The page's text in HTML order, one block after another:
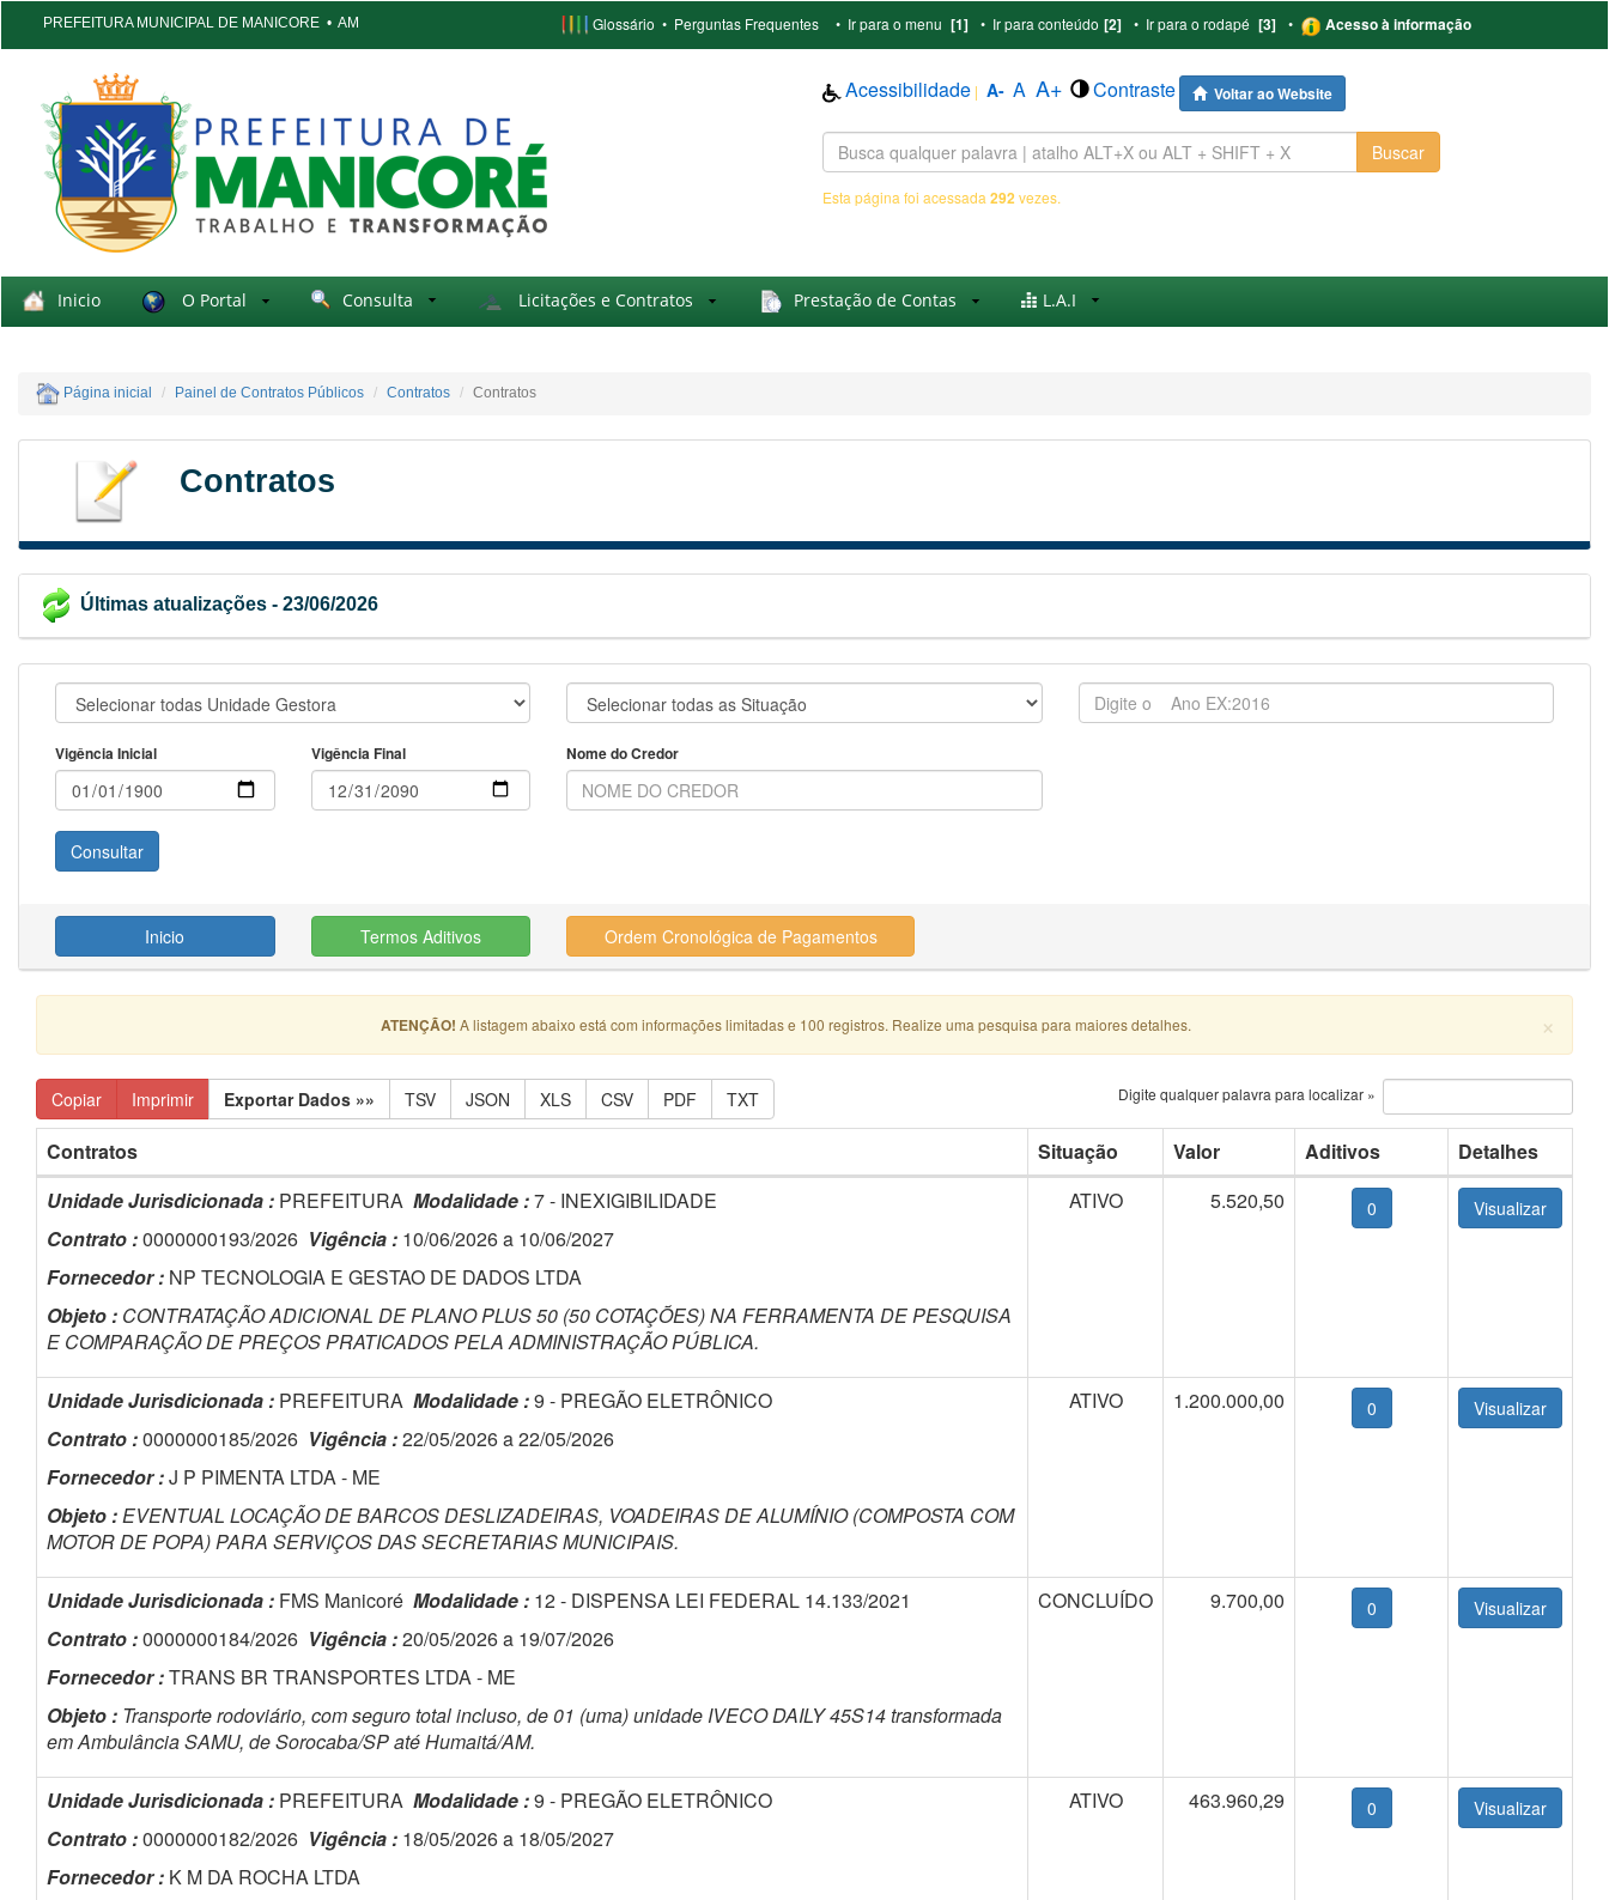
PREFEITURA MUNICIPAL DE MANICORE • AM Glossário • Perguntas Frequentes • Ir para o menu [1] • Ir para conteúdo [2] • Ir para o rodapé [3] • Acesso à informação
Acessibilidade | A- A A+ Contraste Voltar ao Website
Buscar
Esta página foi acessada 292vezes.
Inicio O Portal Consulta Licitações e Contratos Prestação de Contas L.A.I
Página inicial Painel de Contratos Públicos Contratos Contratos
Contratos
Últimas atualizações - 23/06/2026
Vigência Inicial Vigência Final Nome do Credor
Inicio Termos Aditivos Ordem Cronológica de Pagamentos
×
ATENÇÃO! A listagem abaixo está com informações limitadas e 100 registros. Realize uma pesquisa para maiores detalhes.
Copiar Imprimir Exportar Dados »» TSV JSON XLS CSV PDF TXT Digite qualquer palavra para localizar »
Contratos Situação Valor Aditivos
Detalhes
Unidade Jurisdicionada : PREFEITURA Modalidade :7 - INEXIGIBILIDADE
Contrato :0000000193/2026 Vigência : 10/06/2026 a 10/06/2027
Fornecedor : NP TECNOLOGIA E GESTAO DE DADOS LTDA
Objeto : CONTRATAÇÃO ADICIONAL DE PLANO PLUS 50 (50 COTAÇÕES) NA FERRAMENTA DE PESQUISA
E COMPARAÇÃO DE PREÇOS PRATICADOS PELA ADMINISTRAÇÃO PÚBLICA.
ATIVO 5.520,50 0
Unidade Jurisdicionada : PREFEITURA Modalidade :9 - PREGÃO ELETRÔNICO
Contrato :0000000185/2026 Vigência :22/05/2026 a 22/05/2026
Fornecedor :J P PIMENTA LTDA - ME
Objeto :EVENTUAL LOCAÇÃO DE BARCOS DESLIZADEIRAS, VOADEIRAS DE ALUMÍNIO (COMPOSTA COM
MOTOR DE POPA) PARA SERVIÇOS DAS SECRETARIAS MUNICIPAIS.
ATIVO 1.200.000,00 0
Unidade Jurisdicionada : FMS Manicoré Modalidade : 12 - DISPENSA LEI FEDERAL 14.133/2021
Contrato :0000000184/2026 Vigência :20/05/2026 a 19/07/2026
Fornecedor :TRANS BR TRANSPORTES LTDA - ME
Objeto : Transporte rodoviário, com seguro total incluso, de 01 (uma) unidade IVECO DAILY 45S14 transformada
em Ambulância SAMU, de Sorocaba/SP até Humaitá/AM.
CONCLUÍDO 9.700,00 0
Unidade Jurisdicionada : PREFEITURA Modalidade :9 - PREGÃO ELETRÔNICO
Contrato :0000000182/2026 Vigência : 18/05/2026 a 18/05/2027
Fornecedor : K M DA ROCHA LTDA
ATIVO 463.960,29 0